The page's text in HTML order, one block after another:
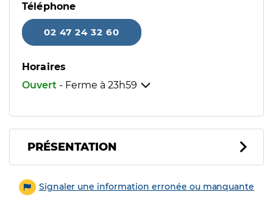
Téléphone
02 47 24 32 60
Horaires
Ouvert - Ferme à 23h59
PRÉSENTATION
Signaler une information erronée ou manquante